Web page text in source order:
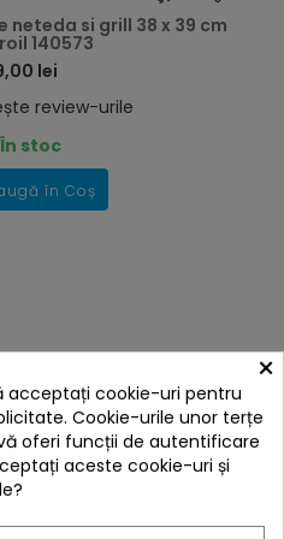
si grill 38 x 39 cm
140573
lei
review-urile
În stoc
în Coș
×
acceptați cookie-uri pentru
Cookie-urile unor terțe
oferi funcții de autentificare
aceste cookie-uri și